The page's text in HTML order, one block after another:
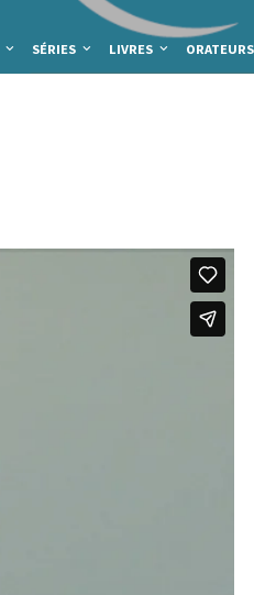
SÉRIES LIVRES ORATEURS